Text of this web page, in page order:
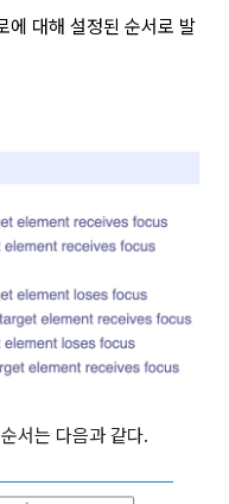
에 대해 설정된 순서로 발
서는 다음과 같다.